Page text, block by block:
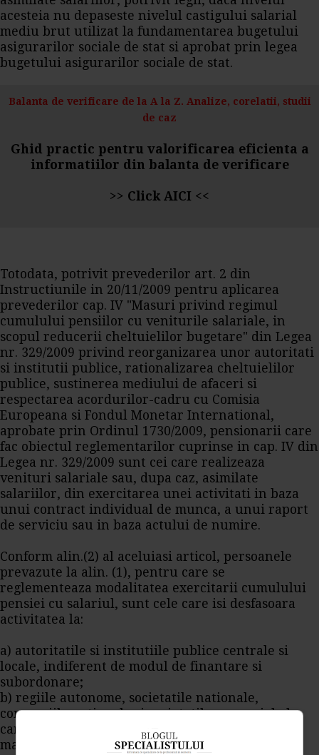
acesteia nu depaseste nivelul castigului salarial
mediu brut utilizat la fundamentarea bugetului
asigurarilor sociale de stat si aprobat prin legea
bugetului asigurarilor sociale de stat.
Balanta de verificare de la A la Z. Analize, corelatii, studii
de caz
Ghid practic pentru valorificarea eficienta a
informatiilor din balanta de verificare
>> Click AICI <<
Totodata, potrivit prevederilor art. 2 din
Instructiunile in 20/11/2009 pentru aplicarea
prevederilor cap. IV "Masuri privind regimul
cumulului pensiilor cu veniturile salariale, in
scopul reducerii cheltuielilor bugetare" din Legea
nr. 329/2009 privind reorganizarea unor autoritati
si institutii publice, rationalizarea cheltuielilor
publice, sustinerea mediului de afaceri si
respectarea acordurilor-cadru cu Comisia
Europeana si Fondul Monetar International,
aprobate prin Ordinul 1730/2009, pensionarii care
fac obiectul reglementarilor cuprinse in cap. IV din
Legea nr. 329/2009 sunt cei care realizeaza
venituri salariale sau, dupa caz, asimilate
salariilor, din exercitarea unei activitati in baza
unui contract individual de munca, a unui raport
de serviciu sau in baza actului de numire.
Conform alin.(2) al aceluiasi articol, persoanele
prevazute la alin. (1), pentru care se
reglementeaza modalitatea exercitarii cumulului
pensiei cu salariul, sunt cele care isi desfasoara
activitatea la:
a) autoritatile si institutiile publice centrale si
locale, indiferent de modul de finantare si
subordonare;
b) regiile autonome, societatile nationale,
companiile nationale si societatile comerciale la
care capitalul social este detinut integral sau
majoritar de stat sau de o entitate administrativ-